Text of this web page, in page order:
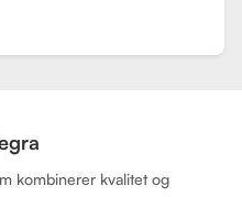
kombinerer kvalitet og